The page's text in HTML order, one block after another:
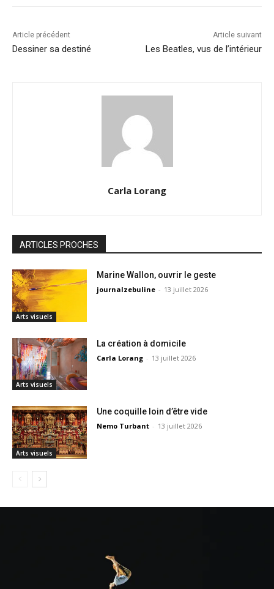
Article précédent
Dessiner sa destiné
Article suivant
Les Beatles, vus de l’intérieur
Carla Lorang
ARTICLES PROCHES
Arts visuels
Marine Wallon, ouvrir le geste
journalzebuline - 13 juillet 2026
Arts visuels
La création à domicile
Carla Lorang - 13 juillet 2026
Arts visuels
Une coquille loin d’être vide
Nemo Turbant - 13 juillet 2026